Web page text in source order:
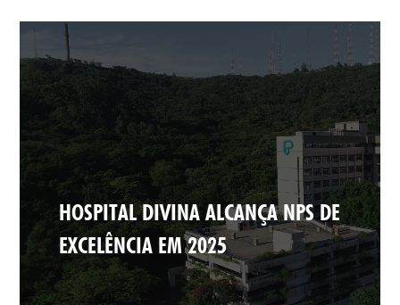
HOSPITAL DIVINA ALCANÇA NPS DE
EXCELÊNCIA EM 2025